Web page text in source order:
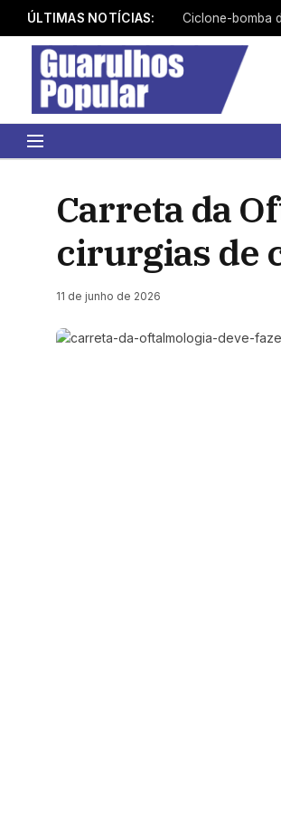
ÚLTIMAS NOTÍCIAS:
Carreta da
cirurgias de
11 de junho de 2026